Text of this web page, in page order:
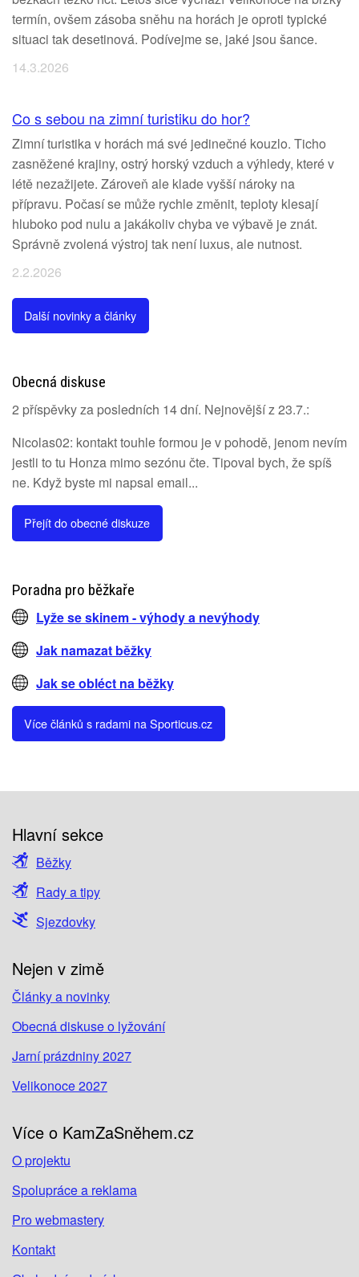
termín, ovšem zásoba sněhu na horách je oproti typické
situaci tak desetinová. Podívejme se, jaké jsou šance.
14.3.2026
Co s sebou na zimní turistiku do hor?
Zimní turistika v horách má své jedinečné kouzlo. Ticho
zasněžené krajiny, ostrý horský vzduch a výhledy, které v
létě nezažijete. Zároveň ale klade vyšší nároky na
přípravu. Počasí se může rychle změnit, teploty klesají
hluboko pod nulu a jakákoliv chyba ve výbavě je znát.
Správně zvolená výstroj tak není luxus, ale nutnost.
2.2.2026
Další novinky a články
Obecná diskuse
2 příspěvky za posledních 14 dní. Nejnovější z 23.7.:
Nicolas02: kontakt touhle formou je v pohodě, jenom nevím
jestli to tu Honza mimo sezónu čte. Tipoval bych, že spíš
ne. Když byste mi napsal email...
Přejít do obecné diskuze
Poradna pro běžkaře
Lyže se skinem - výhody a nevýhody
Jak namazat běžky
Jak se obléct na běžky
Více článků s radami na Sporticus.cz
Hlavní sekce
Běžky
Rady a tipy
Sjezdovky
Nejen v zimě
Články a novinky
Obecná diskuse o lyžování
Jarní prázdniny 2027
Velikonoce 2027
Více o KamZaSněhem.cz
O projektu
Spolupráce a reklama
Pro webmastery
Kontakt